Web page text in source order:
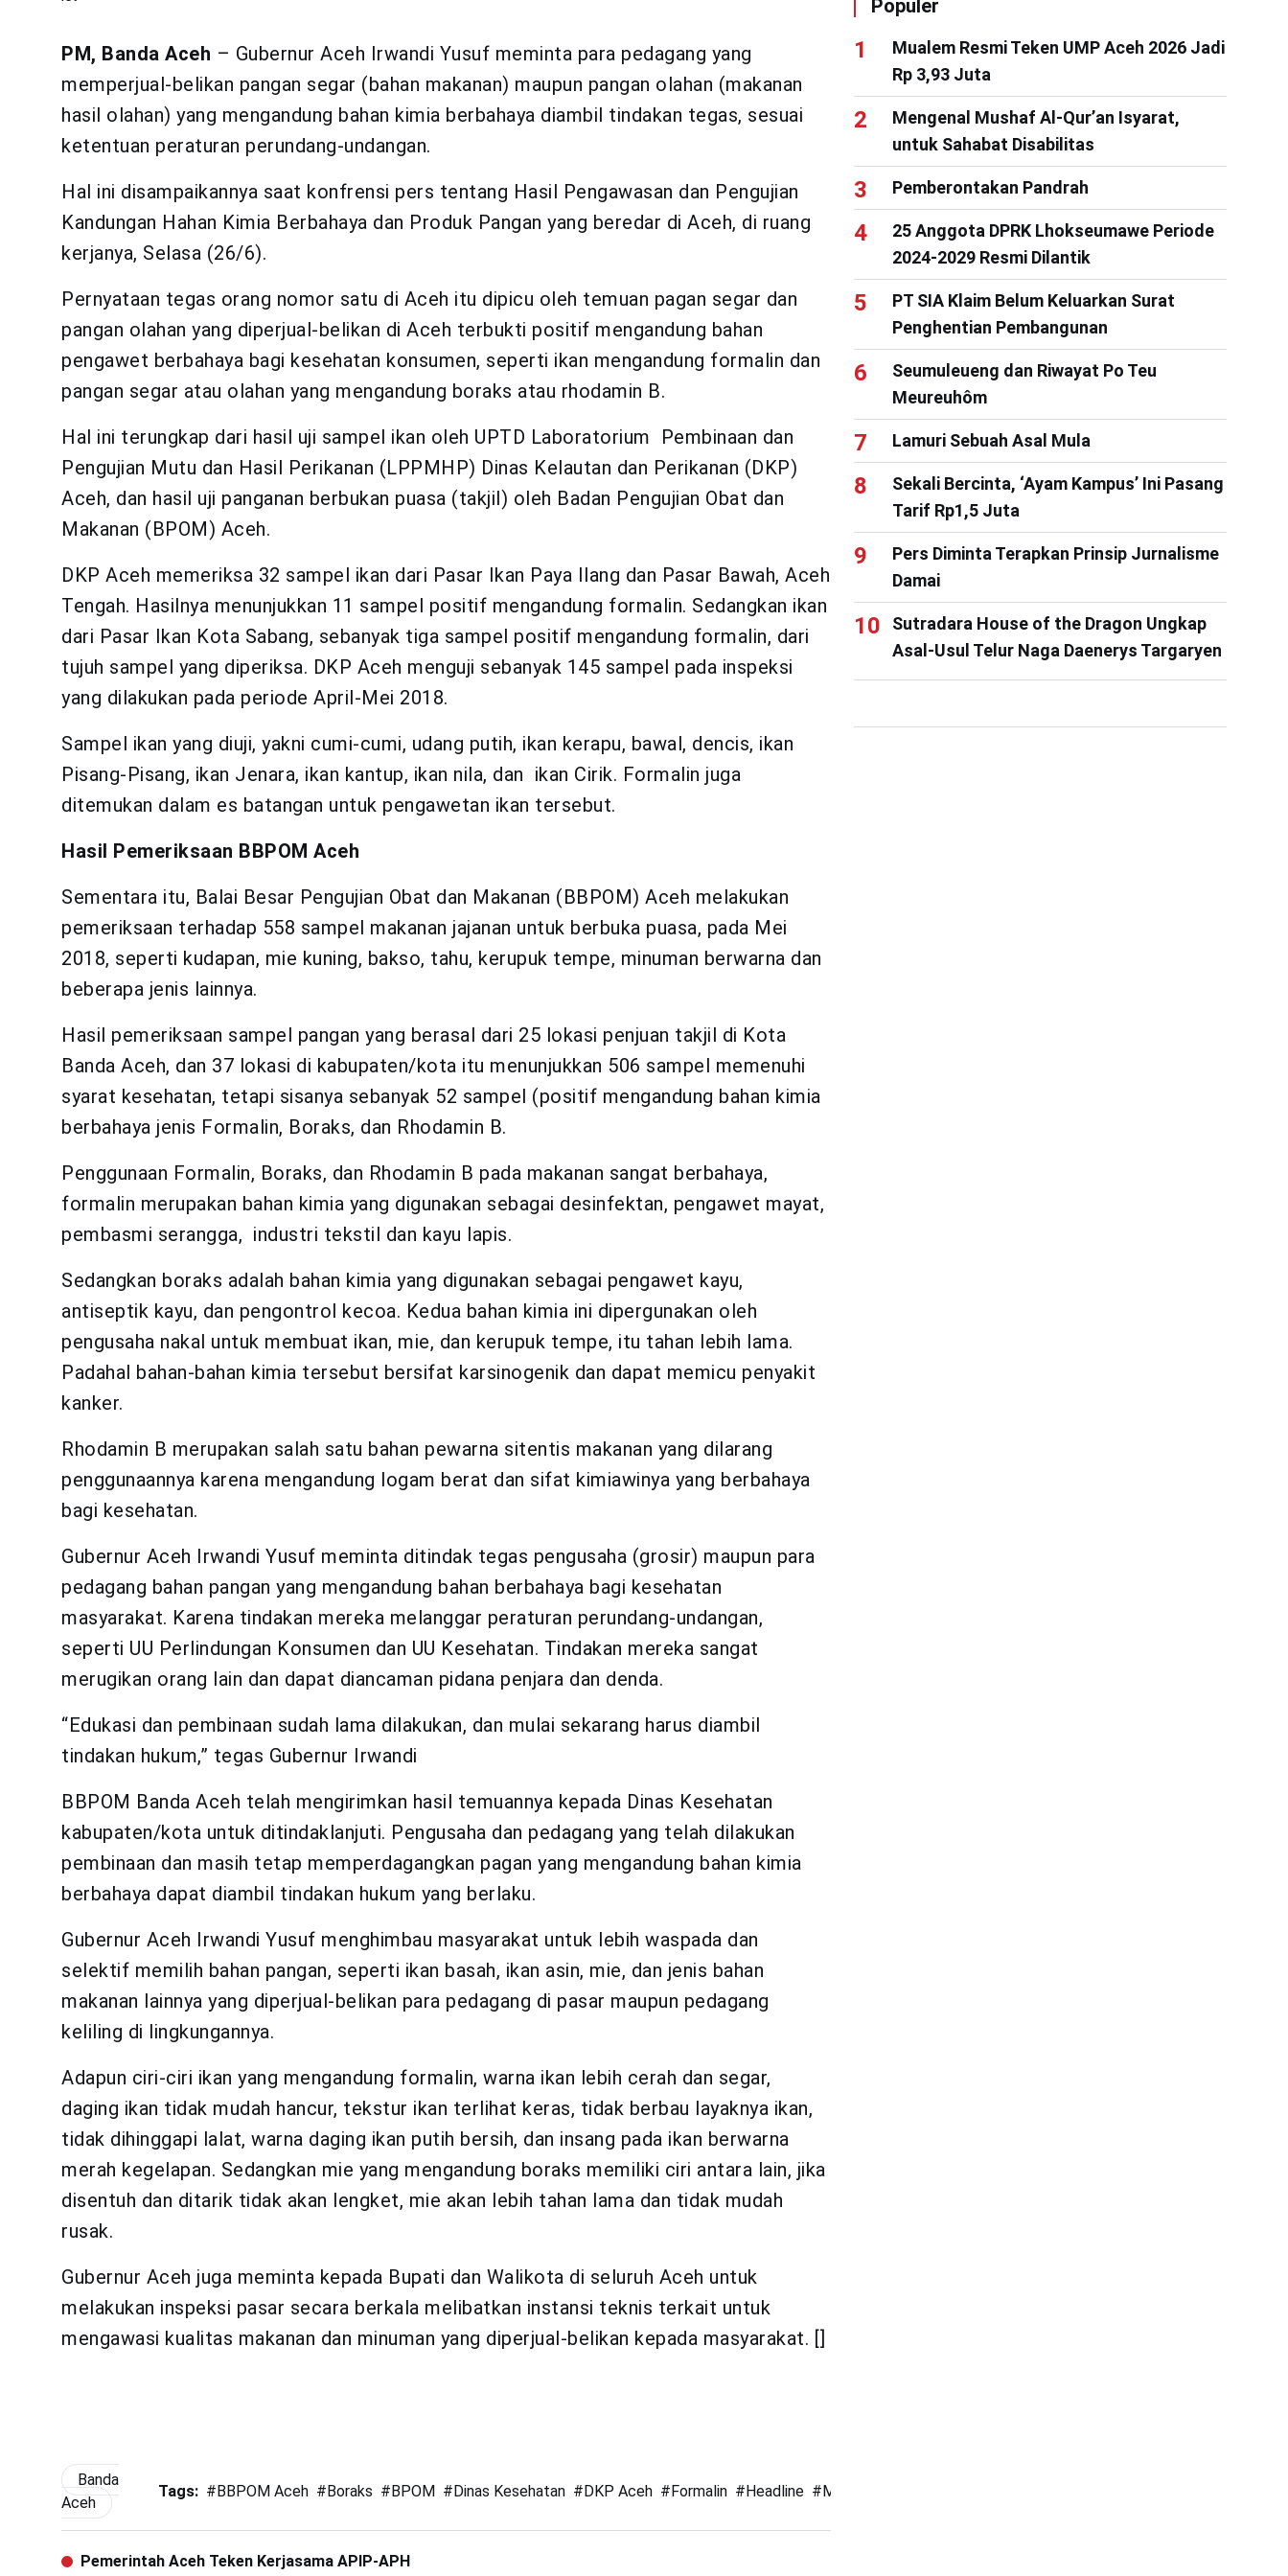
PM, Banda Aceh – Gubernur Aceh Irwandi Yusuf meminta para pedagang yang
memperjual-belikan pangan segar (bahan makanan) maupun pangan olahan (makanan
hasil olahan) yang mengandung bahan kimia berbahaya diambil tindakan tegas, sesuai
ketentuan peraturan perundang-undangan.
Hal ini disampaikannya saat konfrensi pers tentang Hasil Pengawasan dan Pengujian
Kandungan Hahan Kimia Berbahaya dan Produk Pangan yang beredar di Aceh, di ruang
kerjanya, Selasa (26/6).
Pernyataan tegas orang nomor satu di Aceh itu dipicu oleh temuan pagan segar dan
pangan olahan yang diperjual-belikan di Aceh terbukti positif mengandung bahan
pengawet berbahaya bagi kesehatan konsumen, seperti ikan mengandung formalin dan
pangan segar atau olahan yang mengandung boraks atau rhodamin B.
Hal ini terungkap dari hasil uji sampel ikan oleh UPTD Laboratorium Pembinaan dan
Pengujian Mutu dan Hasil Perikanan (LPPMHP) Dinas Kelautan dan Perikanan (DKP)
Aceh, dan hasil uji panganan berbukan puasa (takjil) oleh Badan Pengujian Obat dan
Makanan (BPOM) Aceh.
DKP Aceh memeriksa 32 sampel ikan dari Pasar Ikan Paya Ilang dan Pasar Bawah, Aceh
Tengah. Hasilnya menunjukkan 11 sampel positif mengandung formalin. Sedangkan ikan
dari Pasar Ikan Kota Sabang, sebanyak tiga sampel positif mengandung formalin, dari
tujuh sampel yang diperiksa. DKP Aceh menguji sebanyak 145 sampel pada inspeksi
yang dilakukan pada periode April-Mei 2018.
Sampel ikan yang diuji, yakni cumi-cumi, udang putih, ikan kerapu, bawal, dencis, ikan
Pisang-Pisang, ikan Jenara, ikan kantup, ikan nila, dan ikan Cirik. Formalin juga
ditemukan dalam es batangan untuk pengawetan ikan tersebut.
Hasil Pemeriksaan BBPOM Aceh
Sementara itu, Balai Besar Pengujian Obat dan Makanan (BBPOM) Aceh melakukan
pemeriksaan terhadap 558 sampel makanan jajanan untuk berbuka puasa, pada Mei
2018, seperti kudapan, mie kuning, bakso, tahu, kerupuk tempe, minuman berwarna dan
beberapa jenis lainnya.
Hasil pemeriksaan sampel pangan yang berasal dari 25 lokasi penjuan takjil di Kota
Banda Aceh, dan 37 lokasi di kabupaten/kota itu menunjukkan 506 sampel memenuhi
syarat kesehatan, tetapi sisanya sebanyak 52 sampel (positif mengandung bahan kimia
berbahaya jenis Formalin, Boraks, dan Rhodamin B.
Penggunaan Formalin, Boraks, dan Rhodamin B pada makanan sangat berbahaya,
formalin merupakan bahan kimia yang digunakan sebagai desinfektan, pengawet mayat,
pembasmi serangga, industri tekstil dan kayu lapis.
Sedangkan boraks adalah bahan kimia yang digunakan sebagai pengawet kayu,
antiseptik kayu, dan pengontrol kecoa. Kedua bahan kimia ini dipergunakan oleh
pengusaha nakal untuk membuat ikan, mie, dan kerupuk tempe, itu tahan lebih lama.
Padahal bahan-bahan kimia tersebut bersifat karsinogenik dan dapat memicu penyakit
kanker.
Rhodamin B merupakan salah satu bahan pewarna sitentis makanan yang dilarang
penggunaannya karena mengandung logam berat dan sifat kimiawinya yang berbahaya
bagi kesehatan.
Gubernur Aceh Irwandi Yusuf meminta ditindak tegas pengusaha (grosir) maupun para
pedagang bahan pangan yang mengandung bahan berbahaya bagi kesehatan
masyarakat. Karena tindakan mereka melanggar peraturan perundang-undangan,
seperti UU Perlindungan Konsumen dan UU Kesehatan. Tindakan mereka sangat
merugikan orang lain dan dapat diancaman pidana penjara dan denda.
“Edukasi dan pembinaan sudah lama dilakukan, dan mulai sekarang harus diambil
tindakan hukum,” tegas Gubernur Irwandi
BBPOM Banda Aceh telah mengirimkan hasil temuannya kepada Dinas Kesehatan
kabupaten/kota untuk ditindaklanjuti. Pengusaha dan pedagang yang telah dilakukan
pembinaan dan masih tetap memperdagangkan pagan yang mengandung bahan kimia
berbahaya dapat diambil tindakan hukum yang berlaku.
Gubernur Aceh Irwandi Yusuf menghimbau masyarakat untuk lebih waspada dan
selektif memilih bahan pangan, seperti ikan basah, ikan asin, mie, dan jenis bahan
makanan lainnya yang diperjual-belikan para pedagang di pasar maupun pedagang
keliling di lingkungannya.
Adapun ciri-ciri ikan yang mengandung formalin, warna ikan lebih cerah dan segar,
daging ikan tidak mudah hancur, tekstur ikan terlihat keras, tidak berbau layaknya ikan,
tidak dihinggapi lalat, warna daging ikan putih bersih, dan insang pada ikan berwarna
merah kegelapan. Sedangkan mie yang mengandung boraks memiliki ciri antara lain, jika
disentuh dan ditarik tidak akan lengket, mie akan lebih tahan lama dan tidak mudah
rusak.
Gubernur Aceh juga meminta kepada Bupati dan Walikota di seluruh Aceh untuk
melakukan inspeksi pasar secara berkala melibatkan instansi teknis terkait untuk
mengawasi kualitas makanan dan minuman yang diperjual-belikan kepada masyarakat. []
Banda
Aceh
Tags: #BBPOM Aceh #Boraks #BPOM #Dinas Kesehatan #DKP Aceh #Formalin #Headline #Makanan Berbahaya
Pemerintah Aceh Teken Kerjasama APIP-APH
Populer
Mualem Resmi Teken UMP Aceh 2026 Jadi
Rp 3,93 Juta
Mengenal Mushaf Al-Qur’an Isyarat,
untuk Sahabat Disabilitas
Pemberontakan Pandrah
25 Anggota DPRK Lhokseumawe Periode
2024-2029 Resmi Dilantik
PT SIA Klaim Belum Keluarkan Surat
Penghentian Pembangunan
Seumuleueng dan Riwayat Po Teu
Meureuhôm
Lamuri Sebuah Asal Mula
Sekali Bercinta, ‘Ayam Kampus’ Ini Pasang
Tarif Rp1,5 Juta
Pers Diminta Terapkan Prinsip Jurnalisme
Damai
Sutradara House of the Dragon Ungkap
Asal-Usul Telur Naga Daenerys Targaryen